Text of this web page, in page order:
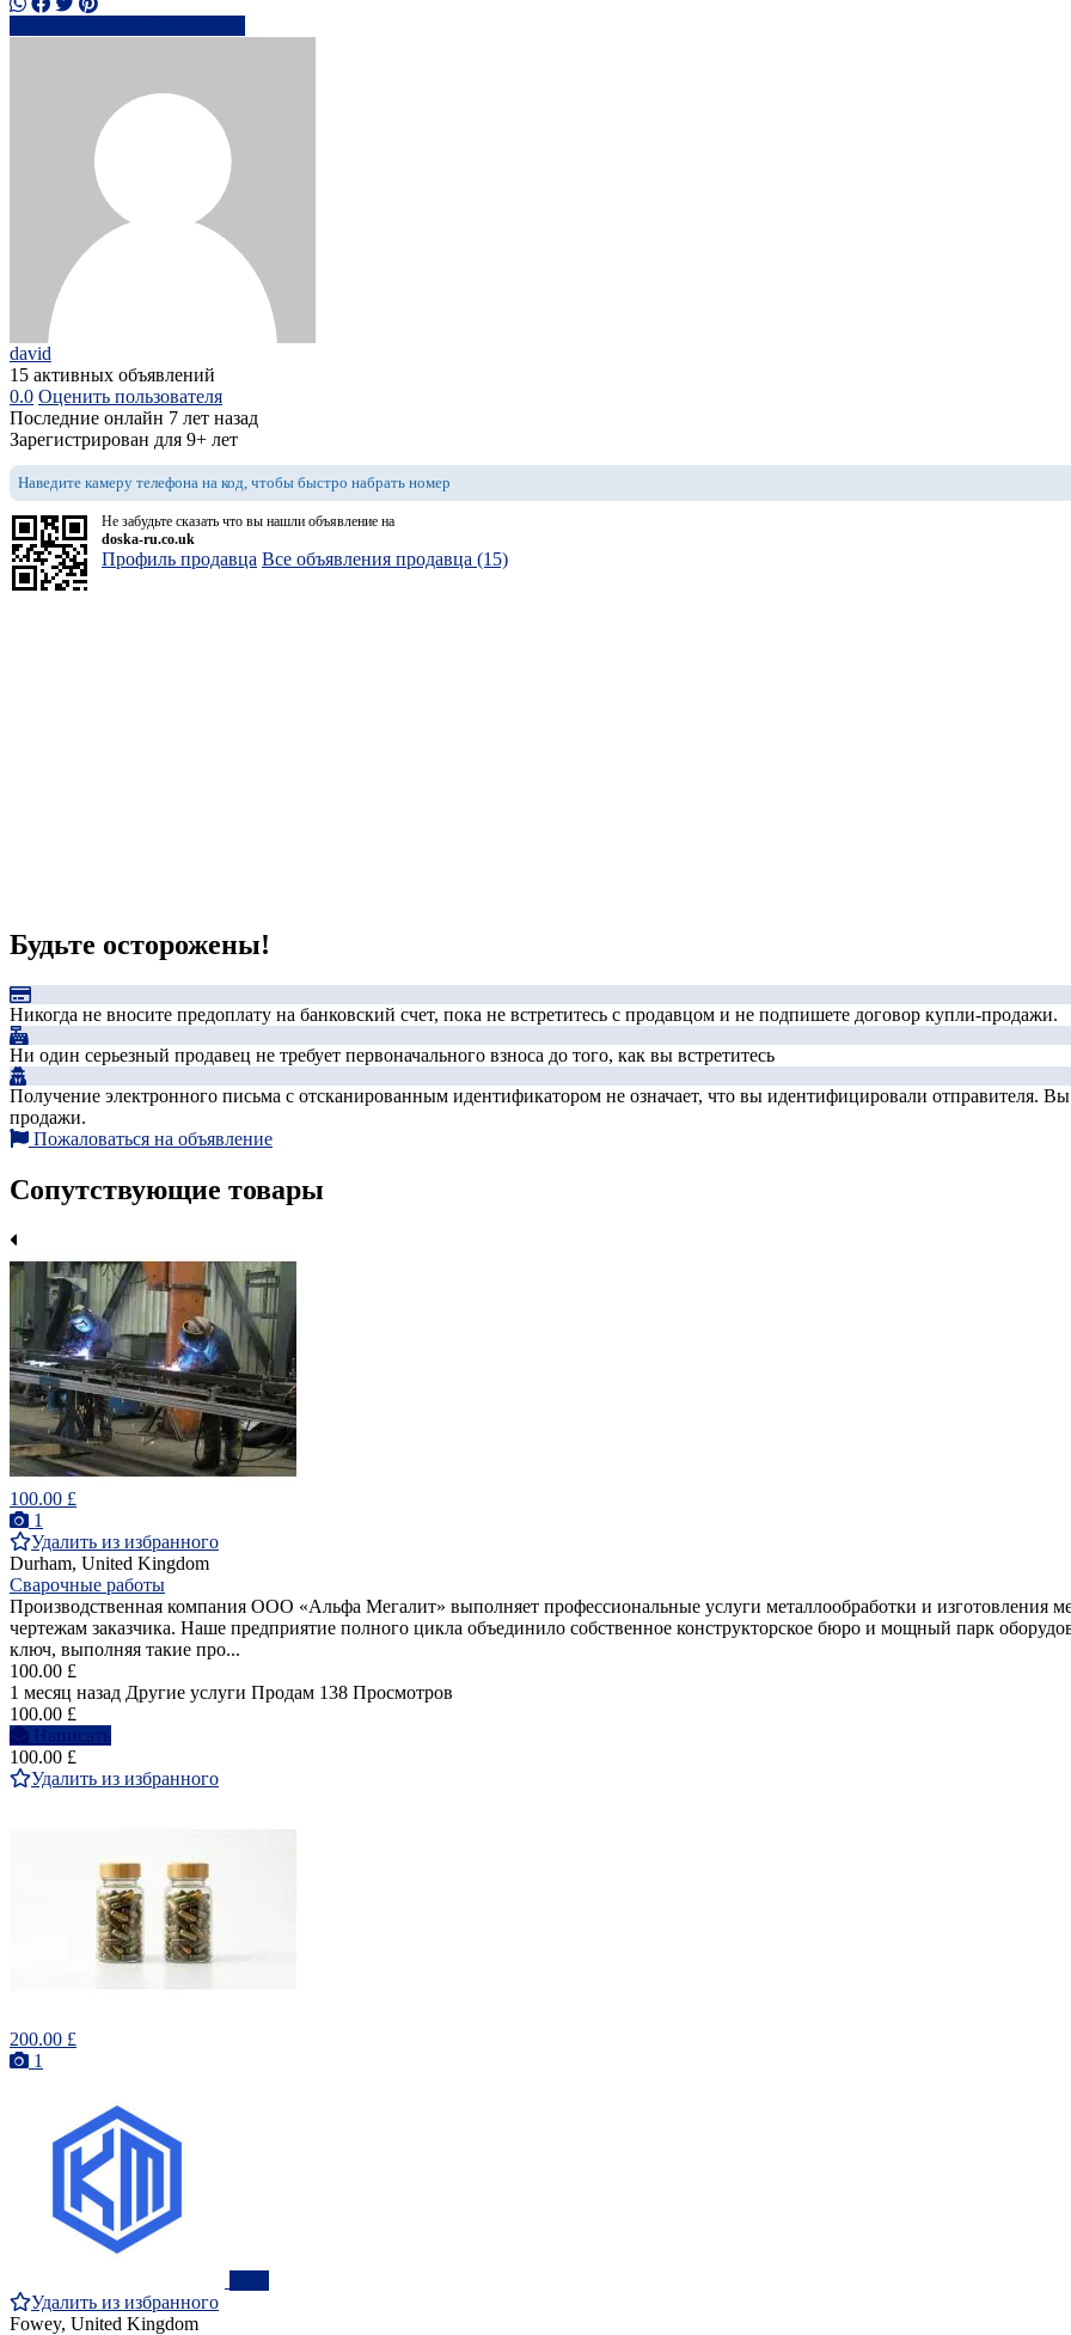
david
15 активных объявлений
0.0 Оценить пользователя
Последние онлайн 7 лет назад
Зарегистрирован для 9+ лет
Наведите камеру телефона на код, чтобы быстро набрать номер
Не забудьте сказать что вы нашли объявление на
doska-ru.co.uk
Профиль продавца Все объявления продавца (15)
Будьте осторожены!
Никогда не вносите предоплату на банковский счет, пока не встретитесь с продавцом и не подпишете договор купли-продажи.
Ни один серьезный продавец не требует первоначального взноса до того, как вы встретитесь
Получение электронного письма с отсканированным идентификатором не означает, что вы идентифицировали отправителя. Вы
продажи.
Пожаловаться на объявление
Сопутствующие товары
100.00 £
1
Удалить из избранного
Durham, United Kingdom
Сварочные работы
Производственная компания ООО «Альфа Мегалит» выполняет профессиональные услуги металлообработки и изготовления
чертежам заказчика. Наше предприятие полного цикла объединило собственное конструкторское бюро и мощный парк
ключ, выполняя такие про...
100.00 £
1 месяц назад Другие услуги Продам 138 Просмотров
100.00 £
Написать
100.00 £
Удалить из избранного
200.00 £
1
Удалить из избранного
Fowey, United Kingdom